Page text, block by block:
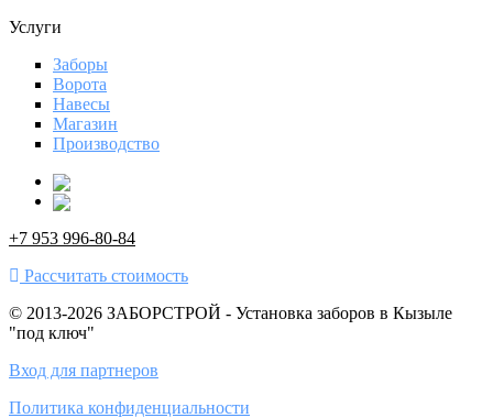
Услуги
Заборы
Ворота
Навесы
Магазин
Производство
+7 953 996-80-84
Рассчитать стоимость
© 2013-2026 ЗАБОРСТРОЙ - Установка заборов в Кызыле
"под ключ"
Вход для партнеров
Политика конфиденциальности